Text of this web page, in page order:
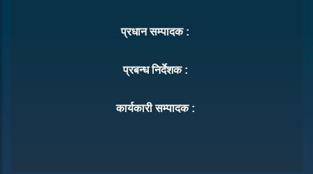
प्रधान सम्पादक :
प्रबन्ध निर्देशक :
कार्यकारी सम्पादक :